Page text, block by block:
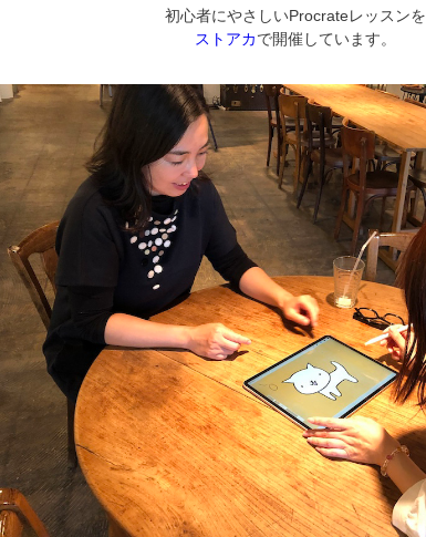
初心者にやさしいProcrateレッスンを
ストアカで開催しています。